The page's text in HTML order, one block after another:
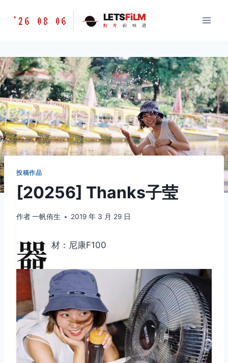
胶
味
道
LETSFILM
'26 08 06 LETSFiLM
胶 片 的 味 道
投稿作品
[20256] Thanks子莹
作者一帆侑生 2019 年 3 月 29 日
器 材：尼康F100